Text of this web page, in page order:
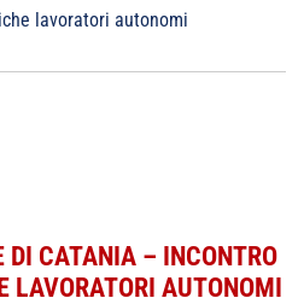
lavoratori autonomi
DI CATANIA – INCONTRO
AUTONOMI